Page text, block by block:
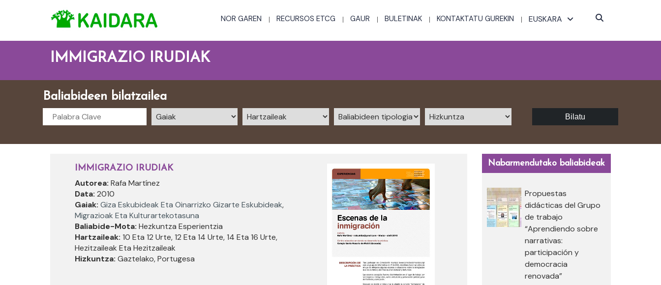
NOR GAREN RECURSOS ETCG GAUR BULETINAK KONTAKTATU GUREKIN EUSKARA
IMMIGRAZIO IRUDIAK
Baliabideen bilatzailea
Bilatu
IMMIGRAZIO IRUDIAK
Autorea: Rafa Martínez
Data: 2010
Gaiak: Giza Eskubideak Eta Oinarrizko Gizarte Eskubideak,
Migrazioak Eta Kulturartekotasuna
Baliabide-Mota: Hezkuntza Esperientzia
Hartzaileak: 10 Eta 12 Urte, 12 Eta 14 Urte, 14 Eta 16 Urte,
Hezitzaileak Eta Hezitzaileak
Hizkuntza: Gaztelako, Portugesa
Nabarmendutako baliabideak
Propuestas
didácticas del Grupo
de trabajo
“Aprendiendo sobre
narrativas:
participación y
democracia
renovada”